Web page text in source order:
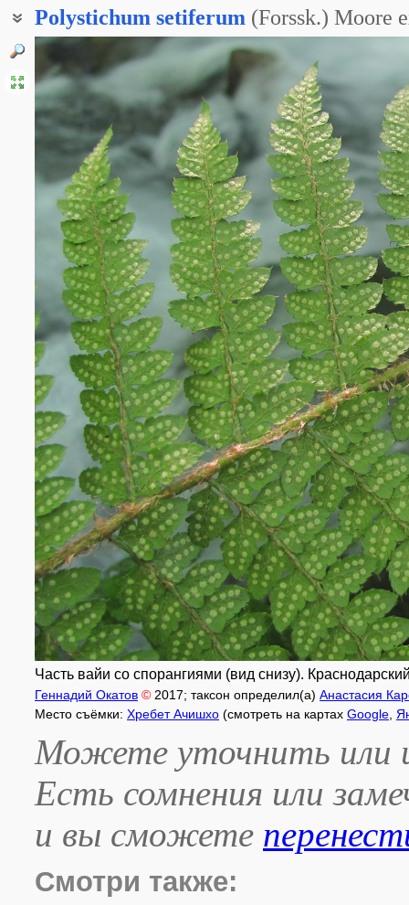
Polystichum setiferum (Forssk.) Moore
Многорядник угловатый
Многорядник щетинковый
Часть вайи со спорангиями (вид снизу).
Геннадий Окатов © 2017; таксон определил(а) Анастасия
Место съёмки: Хребет Ачишхо (смотреть на картах Google
Можете уточнить или
Есть сомнения или
и вы сможете
Смотри также: